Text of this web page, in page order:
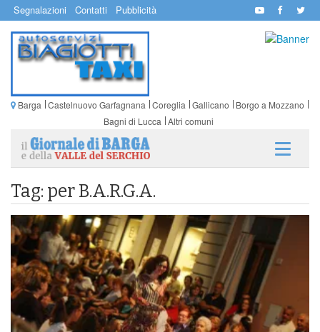
Segnalazioni Contatti Pubblicità
Barga Castelnuovo Garfagnana Coreglia Gallicano
Borgo a Mozzano
Bagni di Lucca Altri comuni
Tag: per B.A.R.G.A.